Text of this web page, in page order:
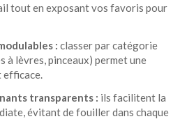
tout en exposant vos favoris pour
: classer par catégorie
à lèvres, pinceaux) permet une
transparents : ils facilitent la
évitant de fouiller dans chaque